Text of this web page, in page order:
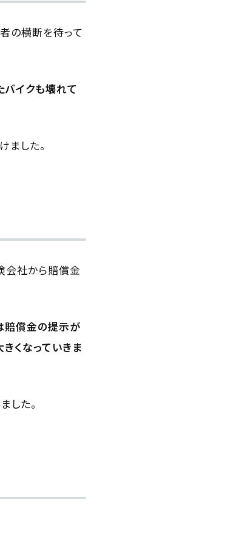
の横断を待って
バイクも壊れて
ました。
会社から賠償金
賠償金の提示が
くなっていきま
した。